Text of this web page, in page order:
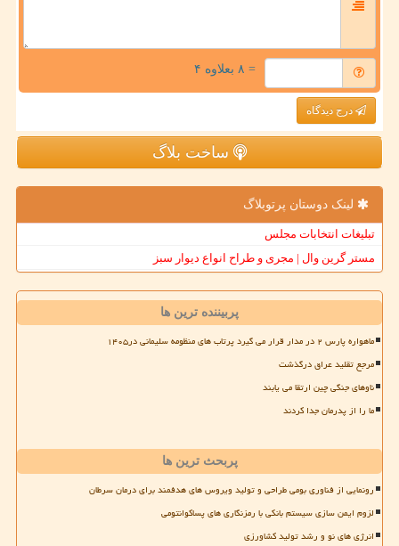
= ۸ بعلاوه ۴
درج دیدگاه
ساخت بلاگ
لینک دوستان پرتوبلاگ
تبلیغات انتخابات مجلس
مستر گرین وال | مجری و طراح انواع دیوار سبز
پربیننده ترین ها
ماهواره پارس ۲ در مدار قرار می گیرد پرتاب های منظومه سلیمانی در۱۴۰۵
مرجع تقلید عراق درگذشت
ناوهای جنگی چین ارتقا می یابند
ما را از پدرمان جدا کردند
پربحث ترین ها
رونمایی از فناوری بومی طراحی و تولید ویروس های هدفمند برای درمان سرطان
لزوم ایمن سازی سیستم بانکی با رمزنگاری های پساکوانتومی
انرژی های نو و رشد تولید کشاورزی